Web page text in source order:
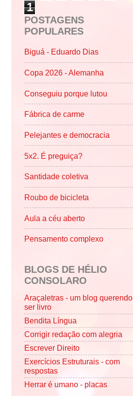
1
POSTAGENS
POPULARES
Biguá - Eduardo Dias
Copa 2026 - Alemanha
Conseguiu porque lutou
Fábrica de carme
Pelejantes e democracia
5x2. É preguiça?
Santidade coletiva
Roubo de bicicleta
Aula a céu aberto
Pensamento complexo
BLOGS DE HÉLIO
CONSOLARO
Araçaletras - um blog querendo
ser livro
Bendita Língua
Corrigir redação com alegria
Escrever Direito
Exercícios Estruturais - com
respostas
Herrar é umano - placas